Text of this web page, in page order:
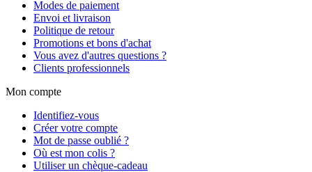
Modes de paiement
Envoi et livraison
Politique de retour
Promotions et bons d'achat
Vous avez d'autres questions ?
Clients professionnels
Mon compte
Identifiez-vous
Créer votre compte
Mot de passe oublié ?
Où est mon colis ?
Utiliser un chèque-cadeau